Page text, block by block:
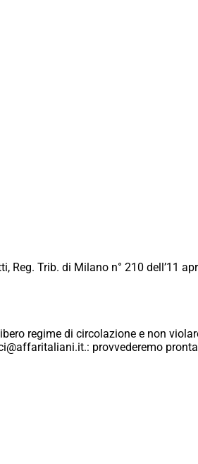
Reg. Trib. di Milano n° 210 dell’11
regime di circolazione e non
provvederemo